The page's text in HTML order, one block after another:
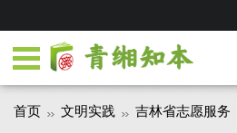
首页 文明实践 吉林省志愿服务